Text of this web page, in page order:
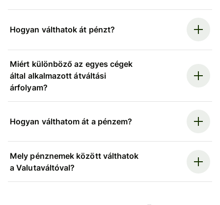
Hogyan válthatok át pénzt?
Miért különböző az egyes cégek
által alkalmazott átváltási
árfolyam?
Hogyan válthatom át a pénzem?
Mely pénznemek között válthatok
a Valutaváltóval?